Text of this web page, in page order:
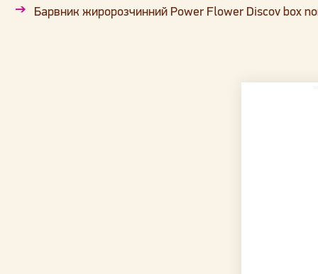
Барвник жиророзчинний Power Flower Discov box